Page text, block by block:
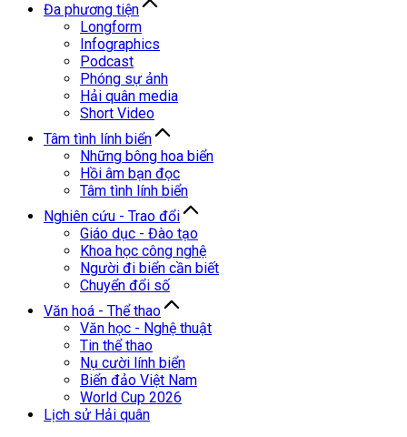
Đa phương tiện
Longform
Infographics
Podcast
Phóng sự ảnh
Hải quân media
Short Video
Tâm tình lính biển
Những bông hoa biển
Hồi âm bạn đọc
Tâm tình lính biển
Nghiên cứu - Trao đổi
Giáo dục - Đào tạo
Khoa học công nghệ
Người đi biển cần biết
Chuyển đổi số
Văn hoá - Thể thao
Văn học - Nghệ thuật
Tin thể thao
Nụ cười lính biển
Biển đảo Việt Nam
World Cup 2026
Lịch sử Hải quân